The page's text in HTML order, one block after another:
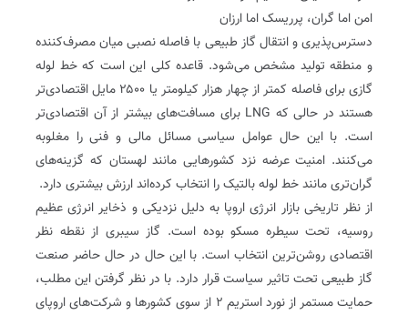
امن اما گران، پرریسک اما ارزان
دسترس‌پذیری و انتقال گاز طبیعی با فاصله نصبی میان مصرف‌کننده
و منطقه تولید مشخص می‌شود. قاعده کلی این است که خط لوله
گازی برای فاصله کمتر از چهار هزار کیلومتر یا ۲۵۰۰ مایل اقتصادی‌تر
هستند در حالی که LNG برای مسافت‌های بیشتر از آن اقتصادی‌تر
است. با این حال عوامل سیاسی مسائل مالی و فنی را مغلوبه
می‌کنند. امنیت عرضه نزد کشورهایی مانند لهستان که گزینه‌های
گران‌تری مانند خط لوله بالتیک را انتخاب کرده‌اند ارزش بیشتری دارد.
از نظر تاریخی بازار انرژی اروپا به دلیل نزدیکی و ذخایر انرژی عظیم
روسیه، تحت سیطره مسکو بوده است. گاز سیبری از نقطه نظر
اقتصادی روشن‌ترین انتخاب است. با این حال در حال حاضر صنعت
گاز طبیعی تحت تاثیر سیاست قرار دارد. با در نظر گرفتن این مطلب،
حمایت مستمر از نورد استریم ۲ از سوی کشورها و شرکت‌های اروپای